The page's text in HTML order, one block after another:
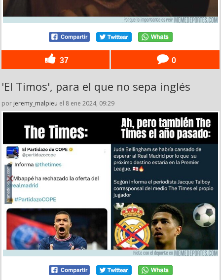
37 0
'El Timos', para el que no sepa inglés
por jeremy_malpieu el 8 ene 2024, 09:29